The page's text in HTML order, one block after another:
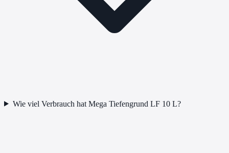
Wie viel Verbrauch hat Mega Tiefengrund LF 10 L?